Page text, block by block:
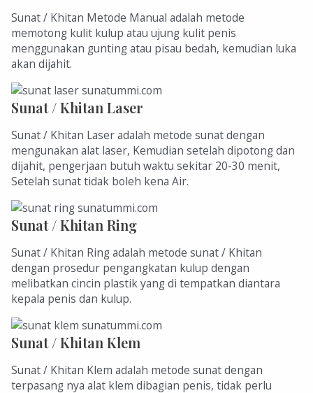
Sunat / Khitan Metode Manual adalah metode
memotong kulit kulup atau ujung kulit penis
menggunakan gunting atau pisau bedah, kemudian luka
akan dijahit.
Sunat / Khitan Laser
Sunat / Khitan Laser adalah metode sunat dengan
mengunakan alat laser, Kemudian setelah dipotong dan
dijahit, pengerjaan butuh waktu sekitar 20-30 menit,
Setelah sunat tidak boleh kena Air.
Sunat / Khitan Ring
Sunat / Khitan Ring adalah metode sunat / Khitan
dengan prosedur pengangkatan kulup dengan
melibatkan cincin plastik yang di tempatkan diantara
kepala penis dan kulup.
Sunat / Khitan Klem
Sunat / Khitan Klem adalah metode sunat dengan
terpasang nya alat klem dibagian penis, tidak perlu